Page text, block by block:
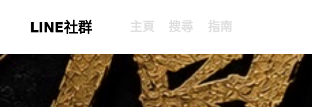
LINE社群 主頁 搜尋 指南